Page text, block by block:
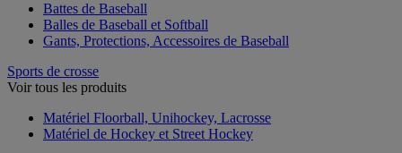
Battes de Baseball
Balles de Baseball et Softball
Gants, Protections, Accessoires de Baseball
Sports de crosse
Voir tous les produits
Matériel Floorball, Unihockey, Lacrosse
Matériel de Hockey et Street Hockey